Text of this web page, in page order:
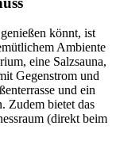
könnt, ist
Ambiente
eine Salzsauna,
Gegenstrom und
und ein
Zudem bietet das
(direkt beim